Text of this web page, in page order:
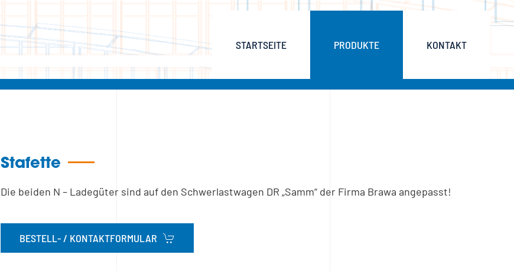
STARTSEITE PRODUKTE KONTAKT
Stafette
Die beiden N – Ladegüter sind auf den Schwerlastwagen DR „Samm“ der Firma Brawa angepasst!
BESTELL- / KONTAKTFORMULAR